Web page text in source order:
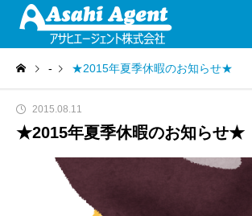
- ★2015年夏季休暇のお知らせ★
2015.08.11
★2015年夏季休暇のお知らせ★